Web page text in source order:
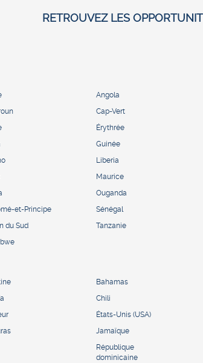
RETROUVEZ LES
Angola
Cap-Vert
Érythrée
Guinée
Liberia
Maurice
Ouganda
et-Principe Sénégal
du Sud Tanzanie
Bahamas
Chili
États-Unis (USA)
Jamaïque
République
dominicaine